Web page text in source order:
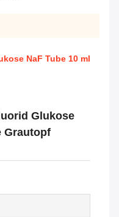
NaF Tube 10 ml
Glukose
Grautopf